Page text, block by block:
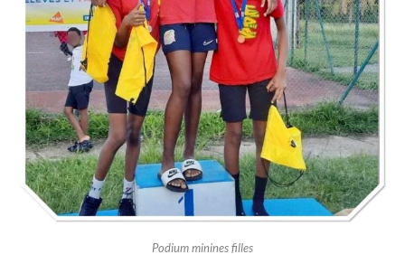
Podium minines filles